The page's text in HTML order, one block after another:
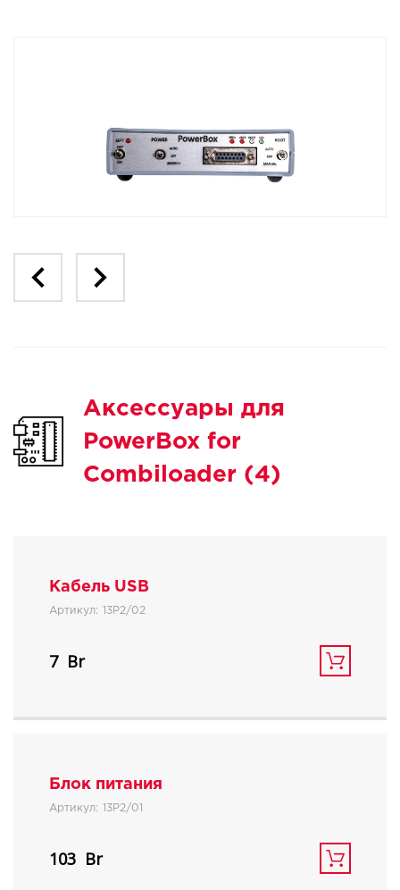
Аксессуары для
PowerBox for
Combiloader (4)
Кабель USB
Артикул: 13P2/02
7
Блок питания
Артикул: 13P2/01
103